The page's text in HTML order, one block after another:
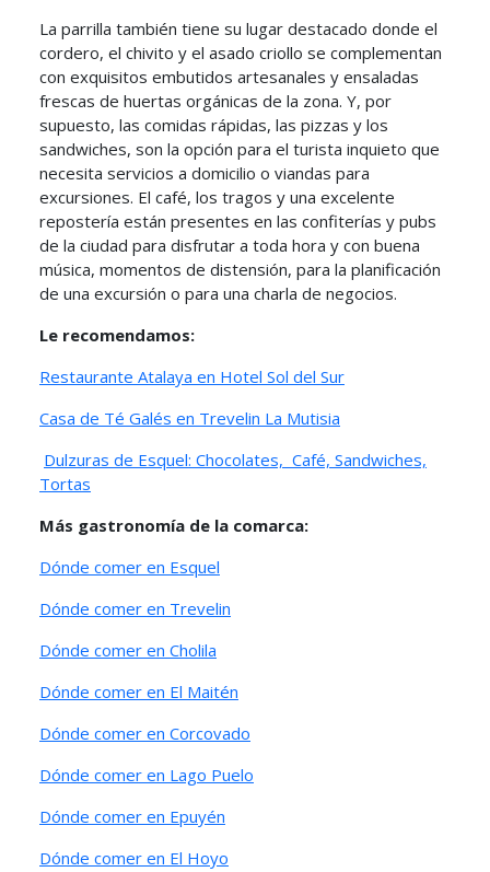
La parrilla también tiene su lugar destacado donde el
cordero, el chivito y el asado criollo se complementan
con exquisitos embutidos artesanales y ensaladas
frescas de huertas orgánicas de la zona. Y, por
supuesto, las comidas rápidas, las pizzas y los
sandwiches, son la opción para el turista inquieto que
necesita servicios a domicilio o viandas para
excursiones. El café, los tragos y una excelente
repostería están presentes en las confiterías y pubs
de la ciudad para disfrutar a toda hora y con buena
música, momentos de distensión, para la planificación
de una excursión o para una charla de negocios.
Le recomendamos:
Restaurante Atalaya en Hotel Sol del Sur
Casa de Té Galés en Trevelin La Mutisia
Dulzuras de Esquel: Chocolates, Café, Sandwiches,
Tortas
Más gastronomía de la comarca:
Dónde comer en Esquel
Dónde comer en Trevelin
Dónde comer en Cholila
Dónde comer en El Maitén
Dónde comer en Corcovado
Dónde comer en Lago Puelo
Dónde comer en Epuyén
Dónde comer en El Hoyo